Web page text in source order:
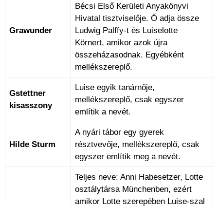
Grawunder
Bécsi Első Kerületi Anyakönyvi
Hivatal tisztviselője. Ő adja össze
Ludwig Palffy-t és Luiselotte
Körnert, amikor azok újra
összeházasodnak. Egyébként
mellékszereplő.
Gstettner
kisasszony
Luise egyik tanárnője,
mellékszereplő, csak egyszer
említik a nevét.
Hilde Sturm
A nyári tábor egy gyerek
résztvevője, mellékszereplő, csak
egyszer említik meg a nevét.
Teljes neve: Anni Habesetzer, Lotte
osztálytársa Münchenben, ezért
amikor Lotte szerepében Luise-szal